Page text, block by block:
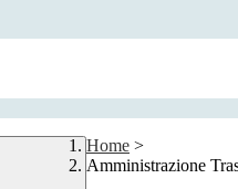
Home >
Amministrazione